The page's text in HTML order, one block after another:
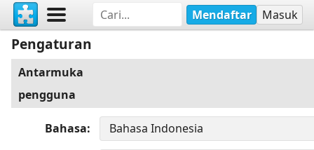
Mendaftar Masuk
Pengaturan
Antarmuka
pengguna
Bahasa